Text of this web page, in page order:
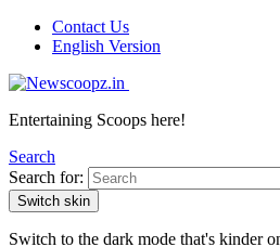
Contact Us
English Version
Entertaining Scoops here!
Search
Search for:
Switch skin
Switch to the dark mode that's kinder